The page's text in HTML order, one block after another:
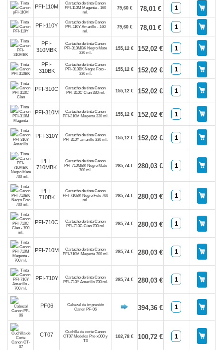
PFI-110M
Cartucho de tinta Canon
PFI-110M Magenta - 160
ml.
79,60 € 78,01 €
PFI-110Y
Cartucho de tinta Canon
PFI-110Y Amarillo - 160
ml.
79,60 € 78,01 €
PFI-
310MBK
Cartucho de tinta Canon
PFI-310MBK Negro Mate
330 ml.
155,12 € 152,02 €
PFI-
310BK
Cartucho de tinta Canon
PFI-310BK Negro Foto -
330 ml.
155,12 € 152,02 €
PFI-310C
Cartucho de tinta Canon
PFI-310C Cian 330 ml.
155,12 € 152,02 €
PFI-310M
Cartucho de tinta Canon
PFI-310M Magenta 330 ml.
155,12 € 152,02 €
PFI-310Y
Cartucho de tinta Canon
PFI-310Y amarillo 330 ml.
155,12 € 152,02 €
PFI-
710MBK
Cartucho de tinta Canon
PFI-710MBK Negro Mate
700 ml.
285,74 € 280,03 €
PFI-
710BK
Cartucho de tinta Canon
PFI-710BK Negro Foto 700
ml.
285,74 € 280,03 €
PFI-710C
Cartucho de tinta Canon
PFI-710C Cian 700 ml.
285,74 € 280,03 €
PFI-710M
Cartucho de tinta Canon
PFI-710M Magenta 700 ml.
285,74 € 280,03 €
PFI-710Y
Cartucho de tinta Canon
PFI-710Y Amarillo 700 ml.
285,74 € 280,03 €
PF06
Cabezal de impresión
Canon PF-06
394,36 €
CT07
Cuchilla de corte Canon
CT07 Modelos Pro-x000 y
TX
102,78 € 100,72 €